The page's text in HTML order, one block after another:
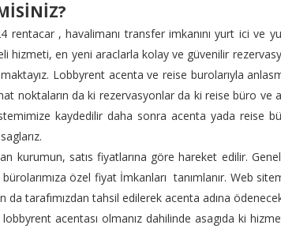
, havalimanı transfer imkanını yurt ici ve
hizmeti, en yeni araclarla kolay ve güvenilir
Lobbyrent acenta ve reise burolarıyla
noktaların da ki rezervasyonlar da ki reise büro
kaydedilir daha sonra acenta yada reise
kurumun, satıs fiyatlarına göre hareket edilir.
özel fiyat İmkanları tanımlanır. Web
da tarafımızdan tahsil edilerek acenta adına
acentası olmanız dahilinde asagıda ki